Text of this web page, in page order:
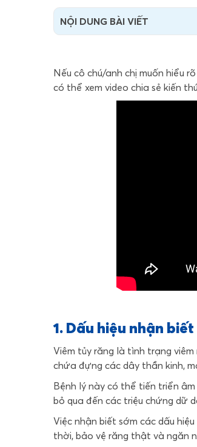
NỘI DUNG BÀI VIẾT
Nếu cô chú/anh chị muốn hiểu
có thể xem video chia sẻ kiến
1. Dấu hiệu nhận
Viêm tủy răng là tình trạng
chứa đựng các dây thần kinh,
Bệnh lý này có thể tiến triển
bỏ qua đến các triệu chứng dữ
Việc nhận biết sớm các dấu
thời, bảo vệ răng thật và ngăn